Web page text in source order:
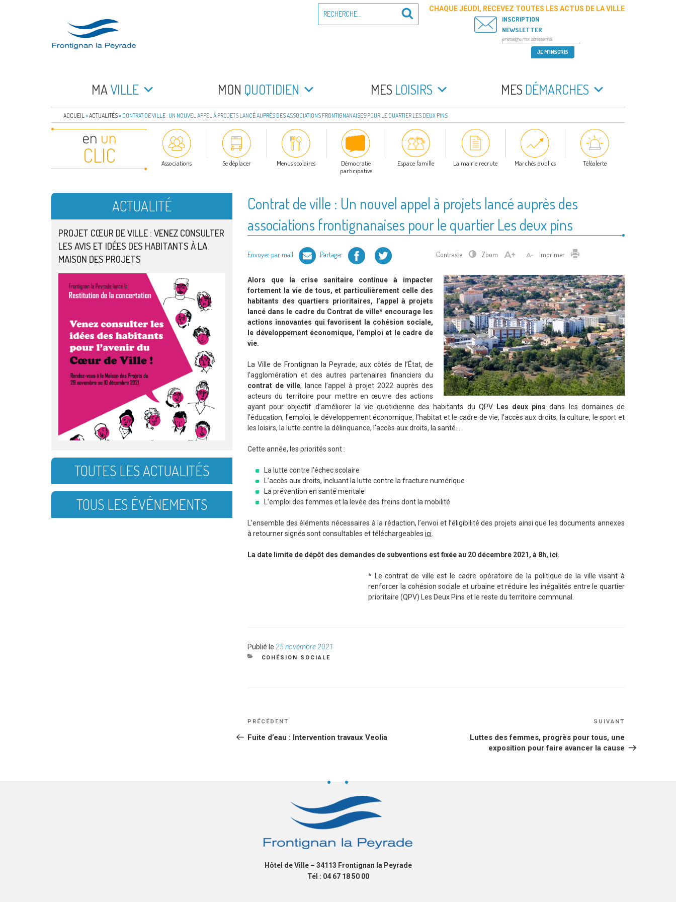
FRONTIGNAN LA PEYRADE
pour
Recherche
CHAQUE JEUDI, RECEVEZ TOUTES LES ACTUS DE LA VILLE
INSCRIPTION
NEWSLETTER
MAVILLE MON QUOTIDIEN MES LOISIRS MES DÉMARCHES
ACCUEIL »ACTUALITÉS» CONTRAT DE VILLE : UN NOUVEL APPEL À PROJETS LANCÉ AUPRÈS DES ASSOCIATIONS FRONTIGNANAISES POUR LE QUARTIER LES DEUX PINS
en un
CLIC Associations Se déplacer Menus scolaires
Démocratie
participative
Espace famille La mairie recrute Marchés publics Téléalerte
Contrat de ville : Un nouvel appel à projets lancé auprès des
associations frontignanaises pour le quartier Les deux pins
Envoyer par mail Partager Facebook Twitter Contraste Zoom Imprimer Imprimer
Alors que la crise sanitaire continue à impacter
fortement la vie de tous, et particulièrement celle des
habitants des quartiers prioritaires, l’appel à projets
lancé dans le cadre du Contrat de ville* encourage les
actions innovantes qui favorisent la cohésion sociale,
le développement économique, l’emploi et le cadre de
vie.
La Ville de Frontignan la Peyrade, aux côtés de l’État, de
l’agglomération et des autres partenaires financiers du
contrat de ville, lance l’appel à projet 2022 auprès des
acteurs du territoire pour mettre en œuvre des actions
ayant pour objectif d’améliorer la vie quotidienne des habitants du QPV
Les deux pins dans les domaines de
l’éducation, l’emploi, le développement économique, l’habitat et le cadre de vie, l’accès aux droits, la culture, le sport et
les loisirs, la lutte contre la délinquance, l’accès aux droits, la santé…
Cette année, les priorités sont :
La lutte contre l’échec scolaire
L’accès aux droits, incluant la lutte contre la fracture numérique
La prévention en santé mentale
L’emploi des femmes et la levée des freins dont la mobilité
L’ensemble des éléments nécessaires à la rédaction, l’envoi et l’éligibilité des projets ainsi que les documents annexes
à retourner signés sont consultables et téléchargeables ici
La date limite de dépôt des demandes de subventions est fixée au 20 décembre 2021, à 8h, ici.
* Le contrat de ville est le cadre opératoire de la politique de la ville visant à
renforcer la cohésion sociale et urbaine et réduire les inégalités entre le quartier
prioritaire (QPV) Les Deux Pins et le reste du territoire communal.
Publié le Publié
le
25 novembre 2021
CATÉGORIES
COHÉSION SOCIALE
NAVIGATION
DE
Article
PRÉCÉDENT
Fuite d’eau : Intervention travaux Veolia
SUIVANT
Luttes des femmes, progrès pour tous, une
exposition pour faire avancer la cause
ACTUALITÉ
PROJET CŒUR DE VILLE : VENEZ CONSULTER
LES AVIS ET IDÉES DES HABITANTS À LA
MAISON DES PROJETS
TOUTES LES ACTUALITÉS
TOUS LES ÉVÉNEMENTS
Hôtel de Ville – 34113 Frontignan la Peyrade
Tél : 04 67 18 50 00